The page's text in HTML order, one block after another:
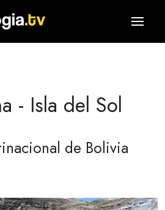
- Isla del Sol
de Bolivia